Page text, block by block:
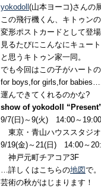
yokodoll (山本ヨーコ)さんの
この飛行機くん、キトゥン
変形ポストカードとして登
見るたびにこんなにキュー
と思うキトゥン家一同。
でも今回はこの子がハート
for boys,for girls,for
運んできてくれるのかな?
show of yokodoll
9/7(日)～9(火) 14:00～19:00
東京・青山ハウススタジオ
9/19(金)～21(日) 14:00～
神戸元町チアコア3F
…詳しくはこちらの地図で。
芸術の秋がはじまります！